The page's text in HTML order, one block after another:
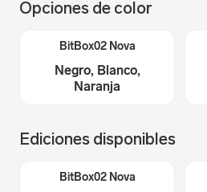
Opciones de color
Negro, Blanco,
Naranja
Ediciones disponibles